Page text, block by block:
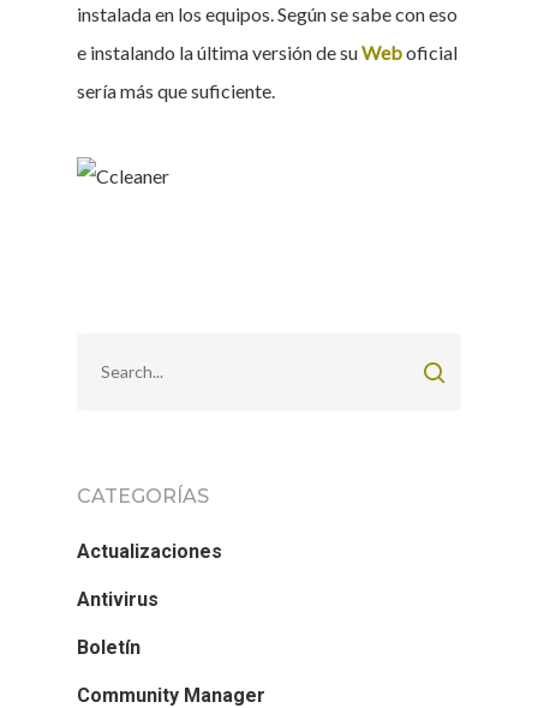
instalada en los equipos. Según se sabe con eso
e instalando la última versión de suWeboficial
sería más que suficiente.
CATEGORÍAS
Actualizaciones
Antivirus
Boletín
Community Manager